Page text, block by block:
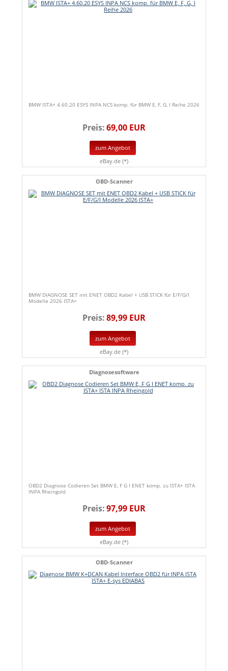
BMW ISTA+ 4.60.20 ESYS INPA NCS komp. für BMW E, F, G, I Reihe 2026
Preis:69,00 EUR
zum Angebot
eBay.de (*)
OBD-Scanner
BMW DIAGNOSE SET mit ENET OBD2 Kabel + USB STICK für E/F/G/I
Modelle 2026 ISTA+
Preis:89,99 EUR
zum Angebot
eBay.de (*)
Diagnosesoftware
OBD2 Diagnose Codieren Set BMW E, F G I ENET komp. zu ISTA+ ISTA
INPA Rheingold
Preis:97,99 EUR
zum Angebot
eBay.de (*)
OBD-Scanner